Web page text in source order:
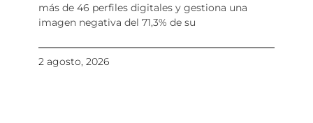
más de 46 perfiles digitales y gestiona una
imagen negativa del 71,3% de su
2 agosto, 2026